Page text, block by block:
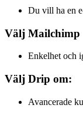
Du vill ha en
Välj Mailchimp
Enkelhet och
Välj Drip om:
Avancerade